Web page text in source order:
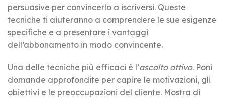
persuasive per convincerlo a iscriversi. Queste
tecniche ti aiuteranno a comprendere le sue esigenze
specifiche e a presentare i vantaggi
dell’abbonamento in modo convincente.
Una delle tecniche più efficaci è l’ascolto attivo. Poni
domande approfondite per capire le motivazioni, gli
obiettivi e le preoccupazioni del cliente. Mostra di